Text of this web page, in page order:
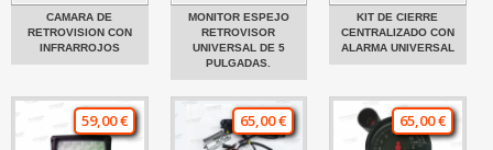
CAMARA DE
RETROVISION CON
INFRARROJOS
MONITOR ESPEJO
RETROVISOR
UNIVERSAL DE 5
PULGADAS.
KIT DE CIERRE
CENTRALIZADO CON
ALARMA UNIVERSAL
59,00 € 65,00 € 65,00 €